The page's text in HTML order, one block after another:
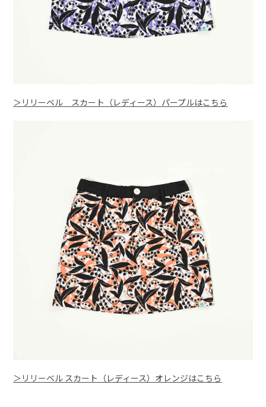
＞リリーベル スカート（レディース）パープルはこちら
＞リリーベル スカート（レディース）オレンジはこちら